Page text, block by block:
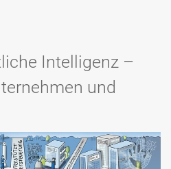
Intelligenz –
und